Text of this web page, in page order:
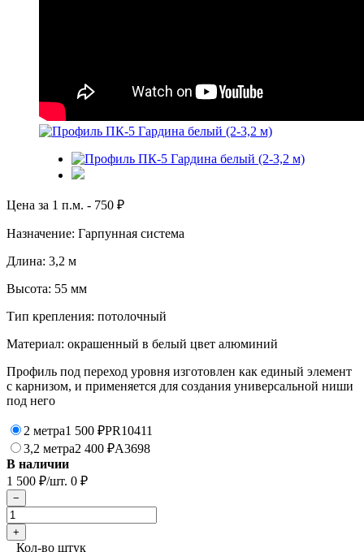
Цена за 1 п.м. - 750 ₽
Назначение: Гарпунная система
Длина: 3,2 м
Высота: 55 мм
Тип крепления: потолочный
Материал: окрашенный в белый цвет алюминий
Профиль под переход уровня изготовлен как единый элемент
с карнизом, и применяется для создания универсальной ниши
под него
2 метра1 500 ₽PR10411
3,2 метра2 400 ₽A3698
В наличии
1 500 ₽/шт. 0 ₽
Кол-во штук